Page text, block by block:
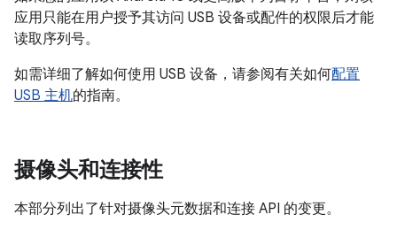
应用只能在用户授予其访问 USB 设备或配件的权限后才能
读取序列号。
如需详细了解如何使用 USB 设备，请参阅有关如何配置
USB 主机的指南。
摄像头和连接性
本部分列出了针对摄像头元数据和连接 API 的变更。